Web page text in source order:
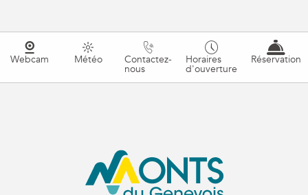
Webcam Météo Contactez-
nous
Horaires
d'ouverture
Réservation